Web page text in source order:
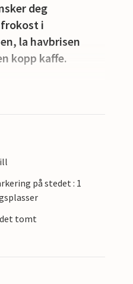
deg
i
la havbrisen
kopp kaffe.
andre gjester og
havet og
forskjellige
på stedet : 1
tomt